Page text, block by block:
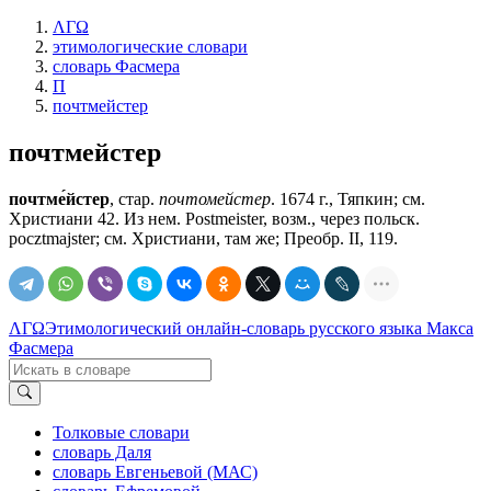
ΛΓΩ
этимологические словари
словарь Фасмера
П
почтмейстер
почтмейстер
почтме́йстер, стар. почтомейстер. 1674 г., Тяпкин; см.
Христиани 42. Из нем. Postmeister, возм., через польск.
pocztmajster; см. Христиани, там же; Преобр. II, 119.
ΛΓΩЭтимологический онлайн-словарь русского языка Макса
Фасмера
Толковые словари
словарь Даля
словарь Евгеньевой (МАС)